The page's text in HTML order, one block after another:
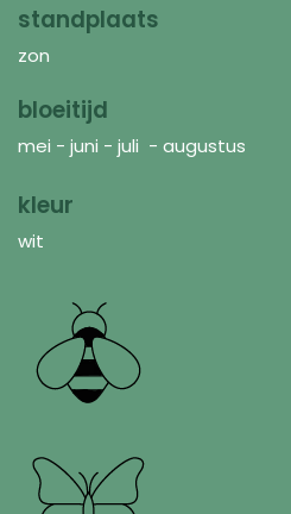
standplaats
zon
bloeitijd
mei - juni - juli - augustus
kleur
wit